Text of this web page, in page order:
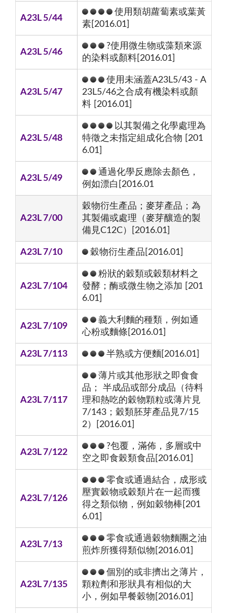
A23L 5/44
使用類胡蘿蔔素或葉黃
素[2016.01]
A23L 5/46
?使用微生物或藻類來源
的染料或顏料[2016.01]
A23L 5/47
使用未涵蓋A23L5/43 - A
23L5/46之合成有機染料或顏
料 [2016.01]
A23L 5/48
以其製備之化學處理為
特徵之未指定組成化合物 [201
6.01]
A23L 5/49
通過化學反應除去顏色，
例如漂白[2016.01
A23L 7/00
穀物衍生產品；麥芽產品；為
其製備或處理（麥芽釀造的製
備見C12C）[2016.01]
A23L 7/10 穀物衍生產品[2016.01]
A23L 7/104
粉狀的穀類或穀類材料之
發酵；酶或微生物之添加 [201
6.01]
A23L 7/109
義大利麵的種類，例如通
心粉或麵條[2016.01]
A23L 7/113 半熟或方便麵[2016.01]
A23L 7/117
薄片或其他形狀之即食食
品； 半成品或部分成品（待料
理和熱吃的穀物顆粒或薄片見
7/143；穀類胚芽產品見7/15
2）[2016.01]
A23L 7/122
?包覆，滿佈，多層或中
空之即食榖類食品[2016.01]
A23L 7/126
零食或通過結合，成形或
壓實穀物或穀類片在一起而獲
得之類似物，例如穀物棒[201
6.01]
A23L 7/13
零食或通過穀物麵團之油
煎炸所獲得類似物[2016.01]
A23L 7/135
個別的或非擠出之薄片，
顆粒劑和形狀具有相似的大
小，例如早餐穀物[2016.01]